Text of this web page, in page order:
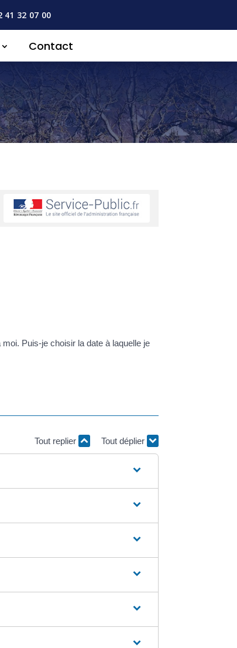
41 32 07 00
Contact
Puis-je choisir la date à laquelle je
Tout replier Tout déplier